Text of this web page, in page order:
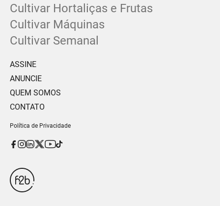
Cultivar Hortaliças e Frutas
Cultivar Máquinas
Cultivar Semanal
ASSINE
ANUNCIE
QUEM SOMOS
CONTATO
Política de Privacidade